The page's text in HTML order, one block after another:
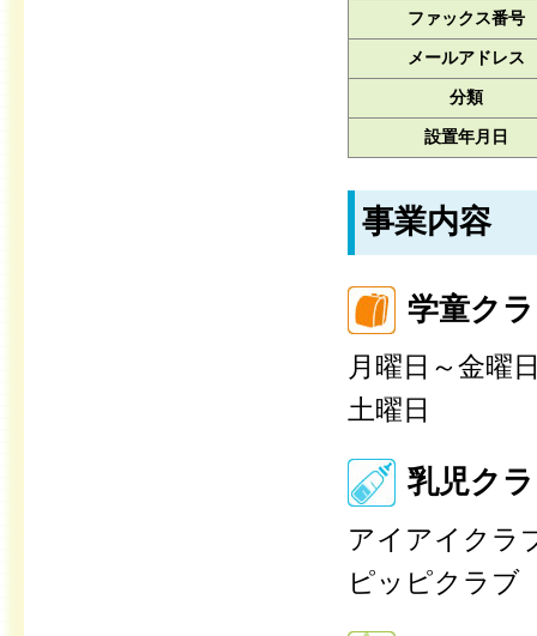
ファックス番号
メールアドレス
分類
設置年月日
事業内容
学童ク
月曜日～金曜
土曜日
乳児ク
アイアイクラ
ピッピクラ